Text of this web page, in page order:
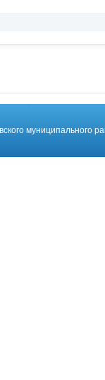
муниципального